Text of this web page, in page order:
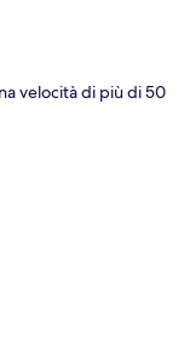
velocità di più di 50